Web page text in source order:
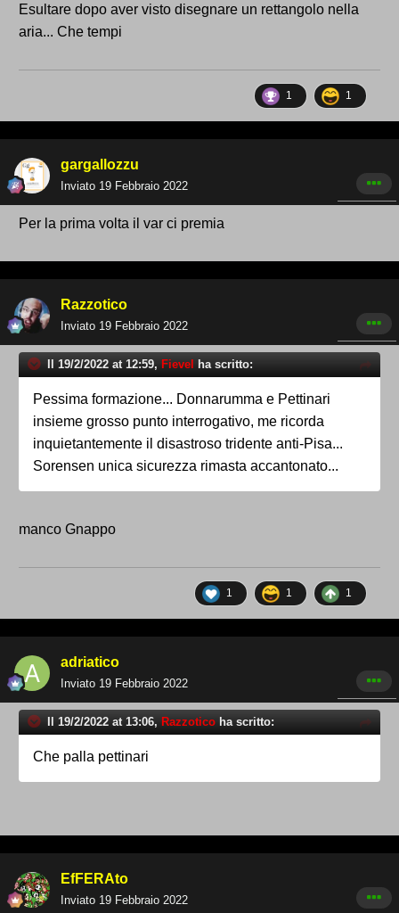
Esultare dopo aver visto disegnare un rettangolo nella
aria... Che tempi
1 1
gargallozzu
Inviato 19 Febbraio 2022
Per la prima volta il var ci premia
Razzotico
Inviato 19 Febbraio 2022
Il 19/2/2022 at 12:59, Fievel ha scritto:
Pessima formazione... Donnarumma e Pettinari
insieme grosso punto interrogativo, me ricorda
inquietantemente il disastroso tridente anti-Pisa...
Sorensen unica sicurezza rimasta accantonato...
manco Gnappo
1 1 1
adriatico
Inviato 19 Febbraio 2022
Il 19/2/2022 at 13:06, Razzotico ha scritto:
Che palla pettinari
EfFERAto
Inviato 19 Febbraio 2022